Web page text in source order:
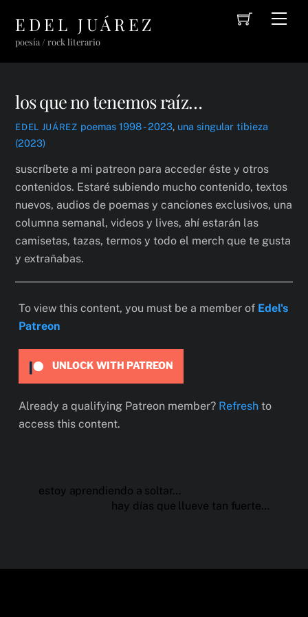
content
Cart
EDEL JUÁREZ
poesía / rock literario
los que no tenemos raíz…
EDEL JUÁREZ poemas 1998 - 2023, una singular tibieza
(2023)
suscríbete a mi patreon para acceder éste y otros
contenidos. Estaré subiendo mucho contenido, textos
nuevos, audios de poemas y canciones exclusivos, una
columna semanal, videos y lives, ahí estarán las
camisetas, tazas, termos y todo el merch que te gusta
y extrañabas.
To view this content, you must be a member of Edel's
Patreon
UNLOCK WITH PATREON
Already a qualifying Patreon member? Refresh to
access this content.
estoy aprendiendo a soltar…
hay días que llueve tan fuerte…